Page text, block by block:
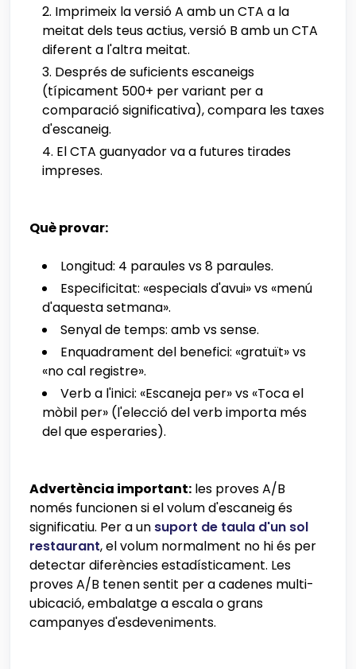
Imprimeix la versió A amb un CTA a la
meitat dels teus actius, versió B amb un CTA
diferent a l'altra meitat.
Després de suficients escaneigs
(típicament 500+ per variant per a
comparació significativa), compara les taxes
d'escaneig.
El CTA guanyador va a futures tirades
impreses.
Què provar:
Longitud: 4 paraules vs 8 paraules.
Especificitat: «especials d'avui» vs «menú
d'aquesta setmana».
Senyal de temps: amb vs sense.
Enquadrament del benefici: «gratuït» vs
«no cal registre».
Verb a l'inici: «Escaneja per» vs «Toca el
mòbil per» (l'elecció del verb importa més
del que esperaries).
Advertència important: les proves A/B
només funcionen si el volum d'escaneig és
significatiu. Per a un suport de taula d'un sol
restaurant, el volum normalment no hi és per
detectar diferències estadísticament. Les
proves A/B tenen sentit per a cadenes multi-
ubicació, embalatge a escala o grans
campanyes d'esdeveniments.